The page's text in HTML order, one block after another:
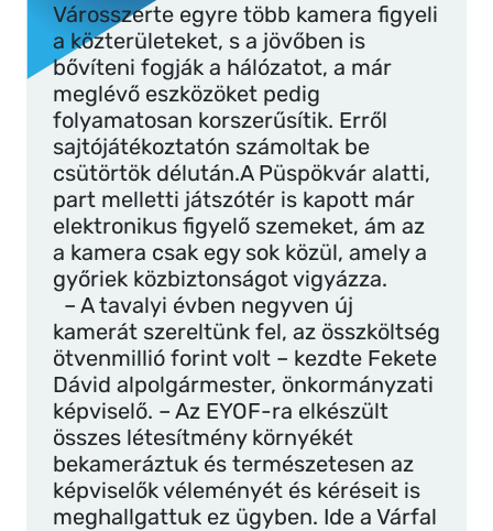
Városszerte egyre több kamera figyeli
a közterületeket, s a jövőben is
bővíteni fogják a hálózatot, a már
meglévő eszközöket pedig
folyamatosan korszerűsítik. Erről
sajtójátékoztatón számoltak be
csütörtök délután.A Püspökvár alatti,
part melletti játszótér is kapott már
elektronikus figyelő szemeket, ám az
a kamera csak egy sok közül, amely a
győriek közbiztonságot vigyázza.
– A tavalyi évben negyven új
kamerát szereltünk fel, az összköltség
ötvenmillió forint volt – kezdte Fekete
Dávid alpolgármester, önkormányzati
képviselő. – Az EYOF-ra elkészült
összes létesítmény környékét
bekameráztuk és természetesen az
képviselők véleményét és kéréseit is
meghallgattuk ez ügyben. Ide a Várfal